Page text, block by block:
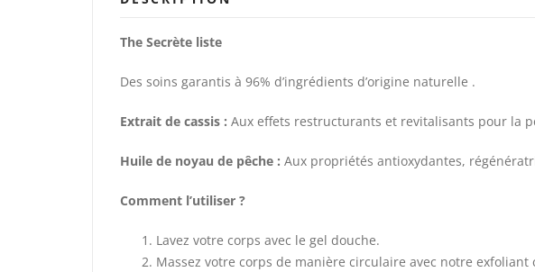
The Secrète liste
Des soins garantis à 96% d’ingrédients d’origine naturelle .
Extrait de cassis : Aux effets restructurants et revitalisants pour la
Huile de noyau de pêche : Aux propriétés antioxydantes,
Comment l’utiliser ?
Lavez votre corps avec le gel douche.
Massez votre corps de manière circulaire avec notre exfoliant